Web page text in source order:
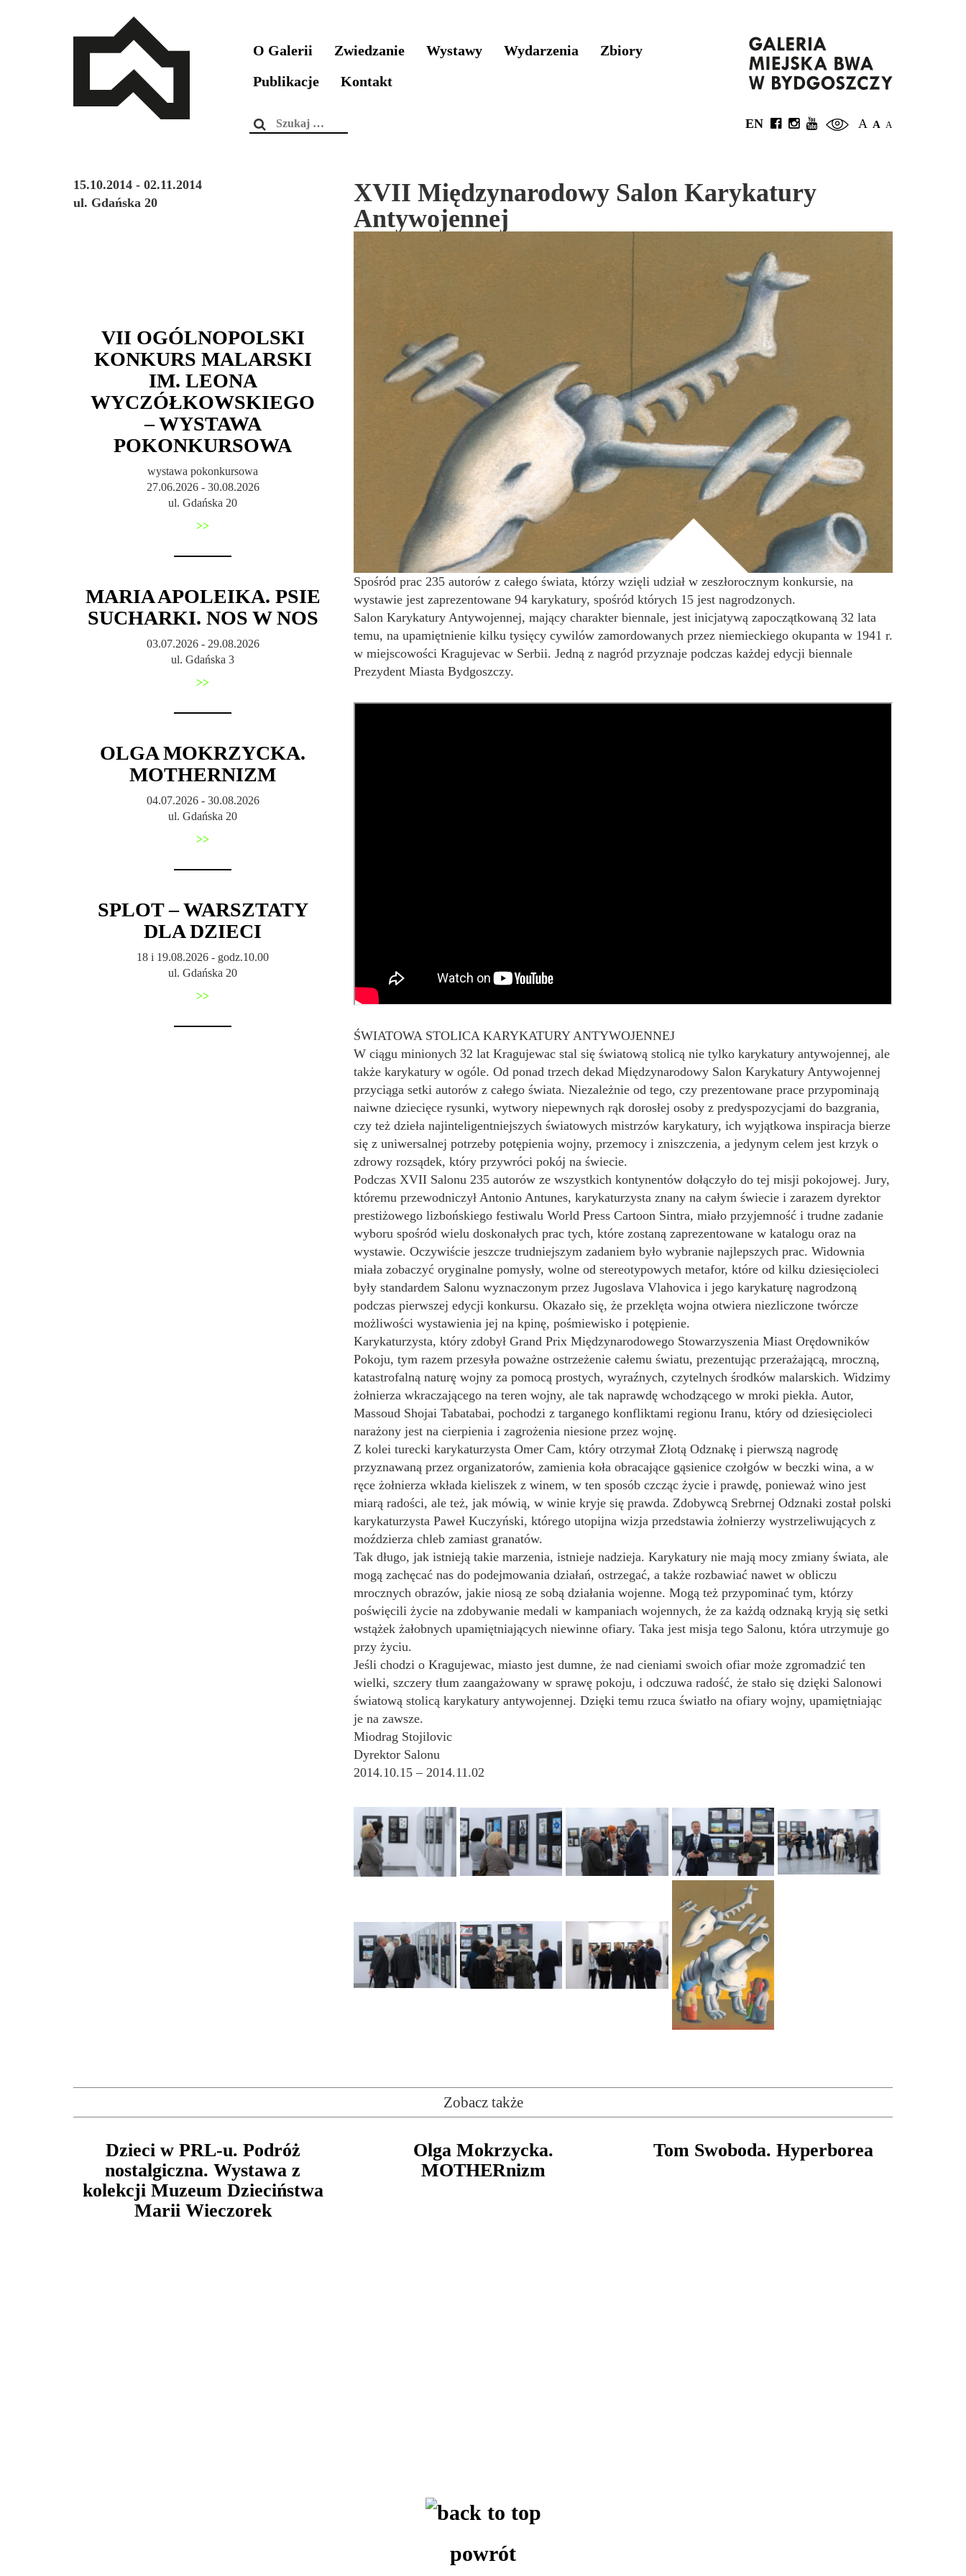
O Galerii Zwiedzanie Wystawy Wydarzenia
Zbiory
Publikacje
Kontakt
Szukaj: A A A
EN
15.10.2014 - 02.11.2014
ul. Gdańska 20
VII OGÓLNOPOLSKI
KONKURS MALARSKI
IM. LEONA
WYCZÓŁKOWSKIEGO
– WYSTAWA
POKONKURSOWA
wystawa pokonkursowa
27.06.2026 - 30.08.2026
ul. Gdańska 20
>>
MARIA APOLEIKA. PSIE
SUCHARKI. NOS W NOS
03.07.2026 - 29.08.2026
ul. Gdańska 3
>>
OLGA MOKRZYCKA.
MOTHERNIZM
04.07.2026 - 30.08.2026
ul. Gdańska 20
>>
SPLOT – WARSZTATY
DLA DZIECI
18 i 19.08.2026 - godz.10.00
ul. Gdańska 20
>>
XVII Międzynarodowy Salon Karykatury
Antywojennej
Spośród prac 235 autorów z całego świata, którzy wzięli udział w zeszłorocznym konkursie, na
wystawie jest zaprezentowane 94 karykatury, spośród których 15 jest nagrodzonych.
Salon Karykatury Antywojennej, mający charakter biennale, jest inicjatywą zapoczątkowaną 32 lata
temu, na upamiętnienie kilku tysięcy cywilów zamordowanych przez niemieckiego okupanta w 1941 r.
w miejscowości Kragujevac w Serbii. Jedną z nagród przyznaje podczas każdej edycji biennale
Prezydent Miasta Bydgoszczy.
ŚWIATOWA STOLICA KARYKATURY ANTYWOJENNEJ
W ciągu minionych 32 lat Kragujewac stal się światową stolicą nie tylko karykatury antywojennej, ale
także karykatury w ogóle. Od ponad trzech dekad Międzynarodowy Salon Karykatury Antywojennej
przyciąga setki autorów z całego świata. Niezależnie od tego, czy prezentowane prace przypominają
naiwne dziecięce rysunki, wytwory niepewnych rąk dorosłej osoby z predyspozycjami do bazgrania,
czy też dzieła najinteligentniejszych światowych mistrzów karykatury, ich wyjątkowa inspiracja bierze
się z uniwersalnej potrzeby potępienia wojny, przemocy i zniszczenia, a jedynym celem jest krzyk o
zdrowy rozsądek, który przywróci pokój na świecie.
Podczas XVII Salonu 235 autorów ze wszystkich kontynentów dołączyło do tej misji pokojowej. Jury,
któremu przewodniczył Antonio Antunes, karykaturzysta znany na całym świecie i zarazem dyrektor
prestiżowego lizbońskiego festiwalu World Press Cartoon Sintra, miało przyjemność i trudne zadanie
wyboru spośród wielu doskonałych prac tych, które zostaną zaprezentowane w katalogu oraz na
wystawie. Oczywiście jeszcze trudniejszym zadaniem było wybranie najlepszych prac. Widownia
miała zobaczyć oryginalne pomysły, wolne od stereotypowych metafor, które od kilku dziesięcioleci
były standardem Salonu wyznaczonym przez Jugoslava Vlahovica i jego karykaturę nagrodzoną
podczas pierwszej edycji konkursu. Okazało się, że przeklęta wojna otwiera niezliczone twórcze
możliwości wystawienia jej na kpinę, pośmiewisko i potępienie.
Karykaturzysta, który zdobył Grand Prix Międzynarodowego Stowarzyszenia Miast Orędowników
Pokoju, tym razem przesyła poważne ostrzeżenie całemu światu, prezentując przerażającą, mroczną,
katastrofalną naturę wojny za pomocą prostych, wyraźnych, czytelnych środków malarskich. Widzimy
żołnierza wkraczającego na teren wojny, ale tak naprawdę wchodzącego w mroki piekła. Autor,
Massoud Shojai Tabatabai, pochodzi z targanego konfliktami regionu Iranu, który od dziesięcioleci
narażony jest na cierpienia i zagrożenia niesione przez wojnę.
Z kolei turecki karykaturzysta Omer Cam, który otrzymał Złotą Odznakę i pierwszą nagrodę
przyznawaną przez organizatorów, zamienia koła obracające gąsienice czołgów w beczki wina, a w
ręce żołnierza wkłada kieliszek z winem, w ten sposób czcząc życie i prawdę, ponieważ wino jest
miarą radości, ale też, jak mówią, w winie kryje się prawda. Zdobywcą Srebrnej Odznaki został polski
karykaturzysta Paweł Kuczyński, którego utopijna wizja przedstawia żołnierzy wystrzeliwujących z
moździerza chleb zamiast granatów.
Tak długo, jak istnieją takie marzenia, istnieje nadzieja. Karykatury nie mają mocy zmiany świata, ale
mogą zachęcać nas do podejmowania działań, ostrzegać, a także rozbawiać nawet w obliczu
mrocznych obrazów, jakie niosą ze sobą działania wojenne. Mogą też przypominać tym, którzy
poświęcili życie na zdobywanie medali w kampaniach wojennych, że za każdą odznaką kryją się setki
wstążek żałobnych upamiętniających niewinne ofiary. Taka jest misja tego Salonu, która utrzymuje go
przy życiu.
Jeśli chodzi o Kragujewac, miasto jest dumne, że nad cieniami swoich ofiar może zgromadzić ten
wielki, szczery tłum zaangażowany w sprawę pokoju, i odczuwa radość, że stało się dzięki Salonowi
światową stolicą karykatury antywojennej. Dzięki temu rzuca światło na ofiary wojny, upamiętniając
je na zawsze.
Miodrag Stojilovic
Dyrektor Salonu
2014.10.15 – 2014.11.02
Zobacz także
Dzieci w PRL-u. Podróż
nostalgiczna. Wystawa z
kolekcji Muzeum Dzieciństwa
Marii Wieczorek
Olga Mokrzycka.
MOTHERnizm
Tom Swoboda. Hyperborea
powrót